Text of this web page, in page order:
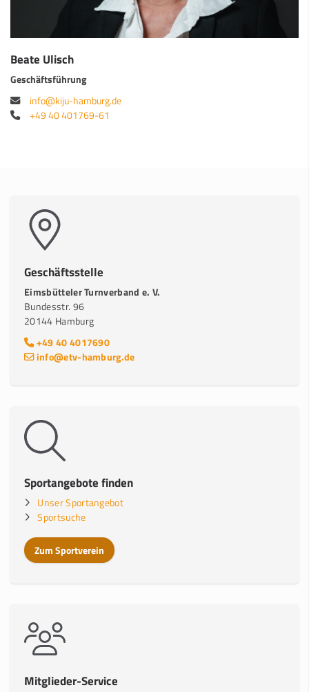
Beate Ulisch
Geschäftsführung
info@kiju-hamburg.de
+49 40 401769-61
Geschäftsstelle
Eimsbütteler Turnverband e. V.
Bundesstr. 96
20144 Hamburg
+49 40 4017690
info@etv-hamburg.de
Sportangebote finden
Unser Sportangebot
Sportsuche
Zum Sportverein
Mitglieder-Service